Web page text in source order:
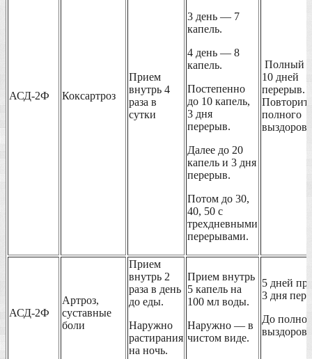
АСД-2Ф Коксартроз
Прием
внутрь 4
раза в
сутки
3 день — 7
капель.
4 день — 8
капель.
Постепенно
до 10 капель,
3 дня
перерыв.
Далее до 20
капель и 3 дня
перерыв.
Потом до 30,
40, 50 с
трехдневными
перерывами.
Полный
10 дней
перерыв.
полного
АСД-2Ф
Артроз,
суставные
боли
Прием
внутрь 2
раза в день
до еды.
Наружно
растирания
на ночь.
Прием внутрь
5 капель на
100 мл воды.
Наружно — в
чистом виде.
5 дней
3 дня
До